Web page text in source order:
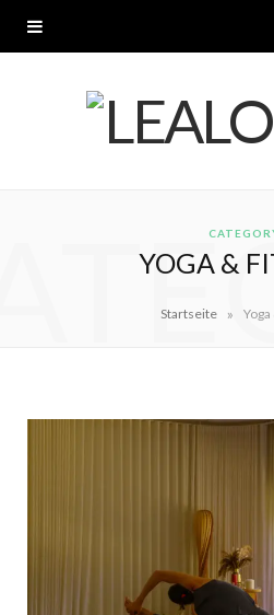
YOGA &
Startseite »